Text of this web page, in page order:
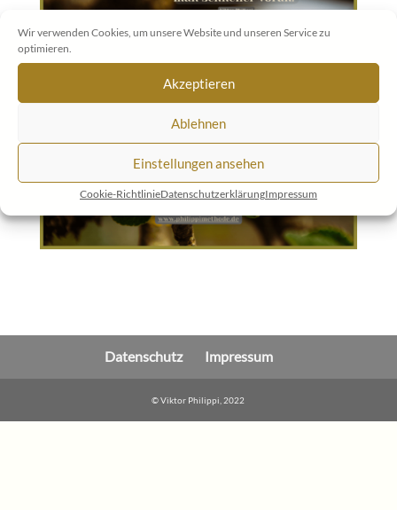
Wir verwenden Cookies, um unsere Website und unseren Service zu
optimieren.
Akzeptieren
Ablehnen
Einstellungen ansehen
Cookie-RichtlinieDatenschutzerklärungImpressum
Datenschutz Impressum
© Viktor Philippi, 2022